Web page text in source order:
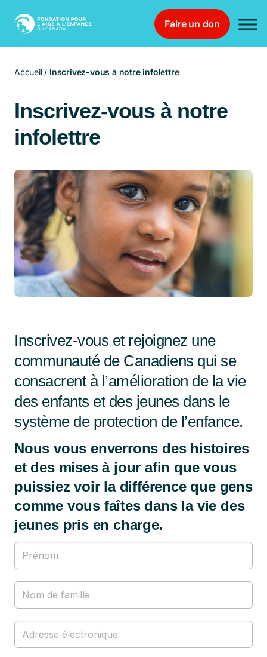
Faire un don
Accueil/ Inscrivez-vous à notre infolettre
Inscrivez-vous à notre
infolettre
Inscrivez-vous et rejoignez une
communauté de Canadiens qui se
consacrent à l’amélioration de la vie
des enfants et des jeunes dans le
système de protection de l’enfance.
Nous vous enverrons des histoires
et des mises à jour afin que vous
puissiez voir la différence que gens
comme vous faîtes dans la vie des
jeunes pris en charge.